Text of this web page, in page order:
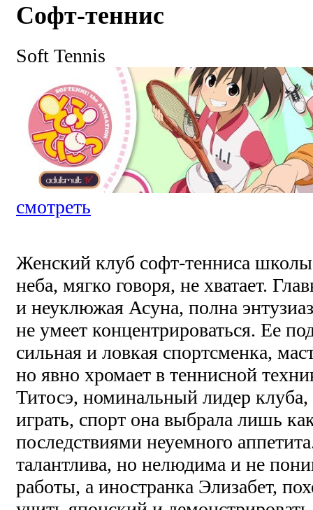
Софт-теннис
Soft Tennis
смотреть
Женский клуб софт-тенниса школы
неба, мягко говоря, не хватает.
и неуклюжая Асуна, полна
не умеет концентрироваться. Ее
сильная и ловкая спортсменка,
но явно хромает в теннисной
Титосэ, номинальный лидер клуба,
играть, спорт она выбрала лишь
последствиями неуемного
талантлива, но нелюдима и не
работы, а иностранка Элизабет,